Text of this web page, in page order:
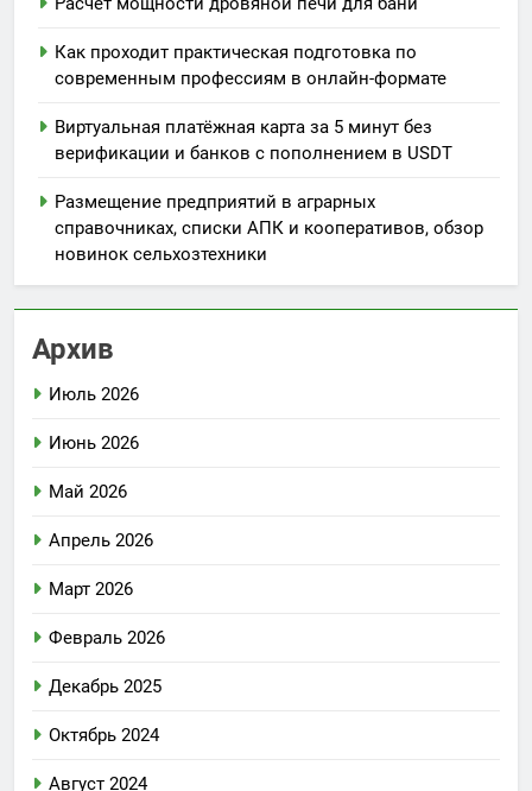
Как проходит практическая подготовка по
современным профессиям в онлайн-формате
Виртуальная платёжная карта за 5 минут без
верификации и банков с пополнением в USDT
Размещение предприятий в аграрных
справочниках, списки АПК и кооперативов, обзор
новинок сельхозтехники
Архив
Июль 2026
Июнь 2026
Май 2026
Апрель 2026
Март 2026
Февраль 2026
Декабрь 2025
Октябрь 2024
Август 2024